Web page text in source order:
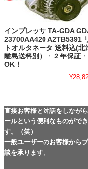
インプレッサ TA-GDA
23700AA420 A2TB5391
トオルタネータ 送料込(北
離島送料別）・２年保証
OK！
直接お客様と対話をしなが
ールという便利なものがで
す。（笑）
一般ユーザーのお客様から
談を承ります。